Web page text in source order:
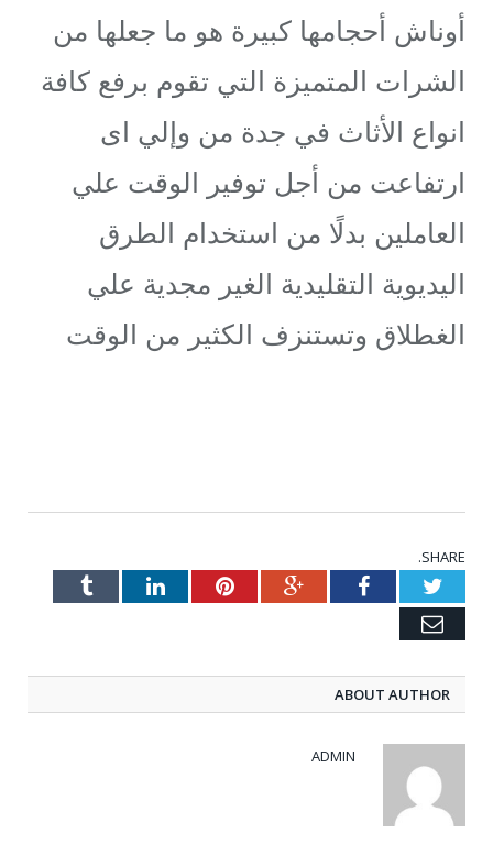
أوناش أحجامها كبيرة هو ما جعلها من
الشرات المتميزة التي تقوم برفع كافة
انواع الأثاث في جدة من وإلي اى
ارتفاعت من أجل توفير الوقت علي
العاملين بدلًا من استخدام الطرق
اليديوية التقليدية الغير مجدية علي
الغطلاق وتستنزف الكثير من الوقت
SHARE.
Twitter
Facebook
Google+
Pinterest
LinkedIn
Tumblr
Email
ABOUT AUTHOR
ADMIN